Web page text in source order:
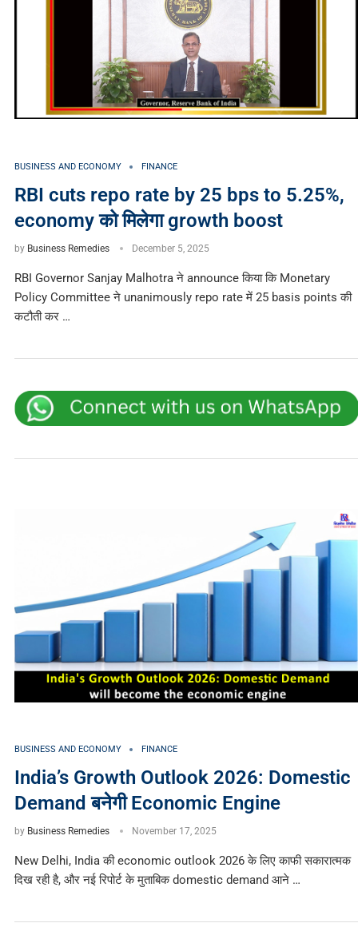
BUSINESS AND ECONOMY FINANCE
RBI cuts repo rate by 25 bps to 5.25%,
economy को मिलेगा growth boost
by Business Remedies December 5, 2025
RBI Governor Sanjay Malhotra ने announce किया कि Monetary
Policy Committee ने unanimously repo rate में 25 basis points की
कटौती कर …
BUSINESS AND ECONOMY FINANCE
India’s Growth Outlook 2026: Domestic
Demand बनेगी Economic Engine
by Business Remedies November 17, 2025
New Delhi, India की economic outlook 2026 के लिए काफी सकारात्मक
दिख रही है, और नई रिपोर्ट के मुताबिक domestic demand आने …